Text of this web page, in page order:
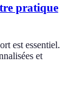
pratique
est essentiel.
et